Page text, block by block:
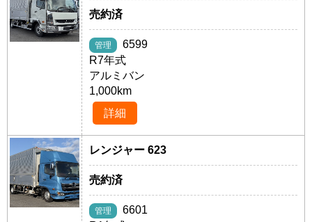
売約済
管理
6599
R7年式
アルミバン
1,000km
詳細
レンジャー 623
売約済
管理
6601